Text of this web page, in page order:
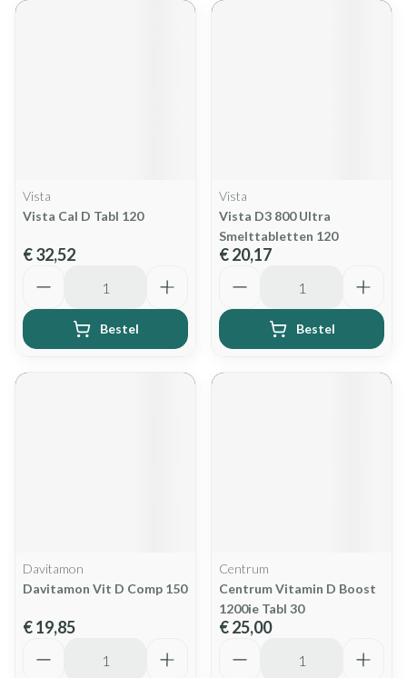
Vista
Vista Cal D Tabl 120
€ 32,52
Bestel
Vista
Vista D3 800 Ultra
Smelttabletten 120
€ 20,17
Bestel
Davitamon
Davitamon Vit D Comp 150
€ 19,85
Centrum
Centrum Vitamin D Boost
1200ie Tabl 30
€ 25,00